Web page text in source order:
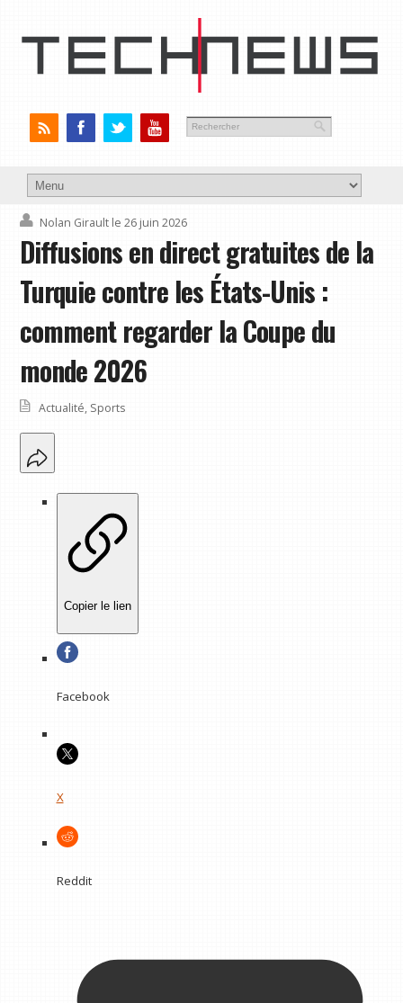
Nolan Girault le 26 juin 2026
Diffusions en direct gratuites de la
Turquie contre les États-Unis :
comment regarder la Coupe du
monde 2026
Actualité, Sports
Copier le lien
Facebook
X
Reddit